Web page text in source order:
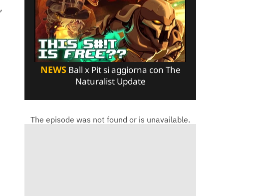
,
NEWSBall x Pit si aggiorna con The
Naturalist Update